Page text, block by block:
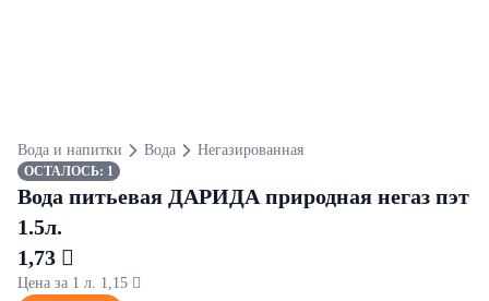
Вода и напитки Вода Негазированная
ОСТАЛОСЬ: 1
Вода питьевая ДАРИДА природная негаз пэт
1.5л.
1,73 
Цена за 1 л. 1,15 